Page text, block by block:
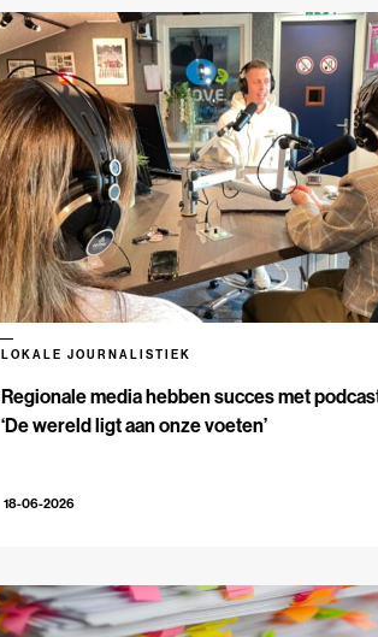
Regionale media hebben succes met
‘De wereld ligt aan onze voeten’
LOKALE JOURNALISTIEK
18-06-2026